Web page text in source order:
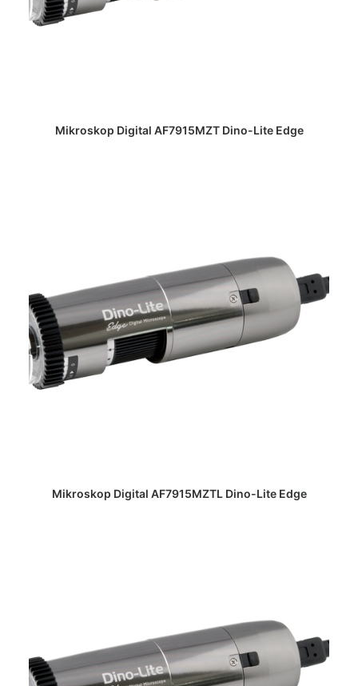
DAPATKAN PENAWARAN HARGA
Mikroskop Digital AF7915MZT Dino-Lite Edge
DAPATKAN PENAWARAN HARGA
Mikroskop Digital AF7915MZTL Dino-Lite Edge